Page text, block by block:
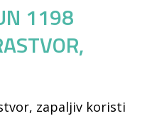
1198
zapaljiv koristi